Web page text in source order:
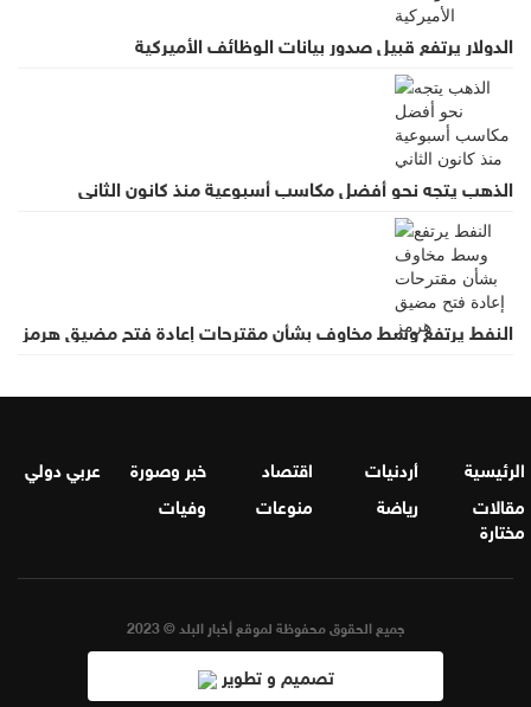
الدولار يرتفع قبيل صدور بيانات الوظائف الأميركية
الذهب يتجه نحو أفضل مكاسب أسبوعية منذ كانون الثاني
النفط يرتفع وسط مخاوف بشأن مقترحات إعادة فتح مضيق هرمز
الرئيسية أردنيات اقتصاد خبر وصورة
عربي دولي
مقالات
مختارة
رياضة منوعات وفيات
جميع الحقوق محفوظة لموقع أخبار البلد © 2023
تصميم و تطوير